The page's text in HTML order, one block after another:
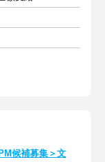
候補募集＞文